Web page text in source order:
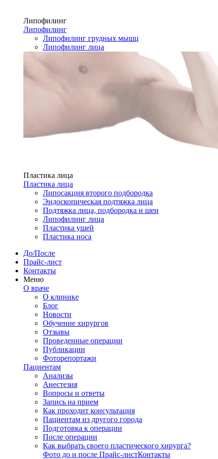
Липофилинг
Липофилинг
Липофилинг грудных мышц
Липофилинг лица
Пластика лица
Пластика лица
Липосакция второго подбородка
Эндоскопическая подтяжка лица
Подтяжка лица, подбородка и шеи
Липофилинг лица
Пластика ушей
Пластика носа
До/После
Прайс-лист
Контакты
Меню
О враче
О клинике
Блог
Новости
Обучение хирургов
Отзывы
Проведенные операции
Публикации
Фоторепортажи
Пациентам
Анализы
Анестезия
Вопросы и ответы
Запись на прием
Как проходит консультация
Пациентам из другого города
Подготовка к операции
После операции
Как выбрать своего пластического хирурга?
Фото до и после Прайс-листКонтакты